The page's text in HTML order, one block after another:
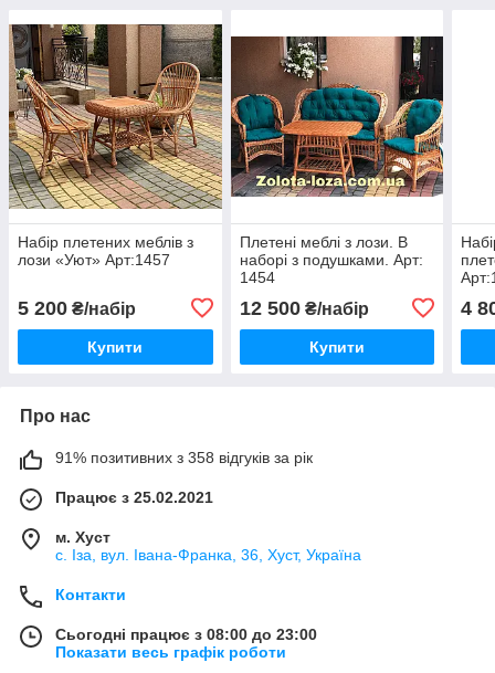
Набір плетених меблів з
лози «Уют» Арт:1457
5 200 ₴/набір
Купити
Плетені меблі з лози. В
наборі з подушками. Арт:
1454
12 500₴/набір
Купити
4
Про нас
91% позитивних з 358 відгуків за рік
Працює з 25.02.2021
м. Хуст
с. Іза, вул. Івана-Франка, 36, Хуст, Україна
Контакти
Сьогодні працює з 08:00 до 23:00
Показати весь графік роботи